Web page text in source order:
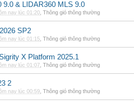
9.0 & LIDAR360 MLS 9.0
nay lúc 01:20 Thông gió thông thường
SP2
nay lúc 01:15 Thông gió thông thường
X Platform 2025.1
nay lúc 01:07 Thông gió thông thường
2
nay lúc 00:59 Thông gió thông thường